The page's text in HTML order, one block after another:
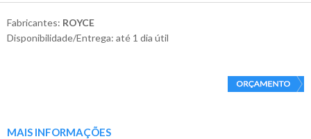
Fabricantes: ROYCE
Disponibilidade/Entrega: até 1 dia útil
MAIS INFORMAÇÕES